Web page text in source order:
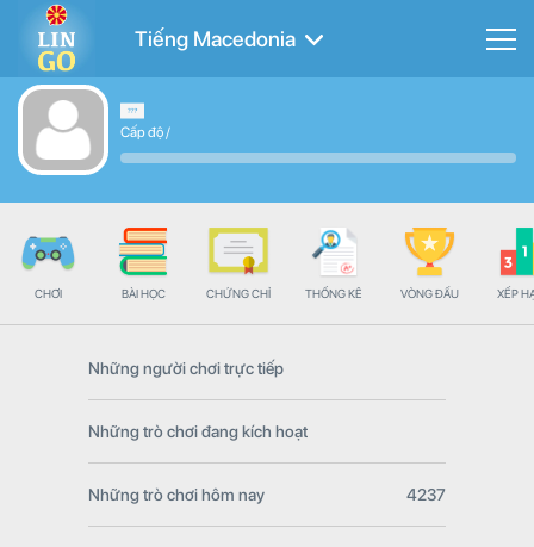
Tiếng Macedonia
Cấp độ/
CHƠI BÀI HỌC CHỨNG CHỈ THỐNG KÊ VÒNG ĐẤU XẾP
Những người chơi trực tiếp
Những trò chơi đang kích hoạt
Những trò chơi hôm nay 4237